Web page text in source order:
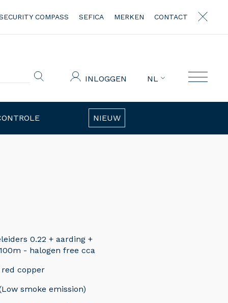
COMPASS SEFICA MERKEN CONTACT
INLOGGEN NL
NIEUW
0.22 + aarding +
- halogen free cca
red copper
smoke emission)